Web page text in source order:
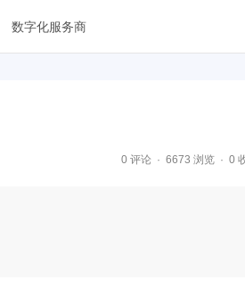
数字化服务商
0 评论 6673 浏览 0